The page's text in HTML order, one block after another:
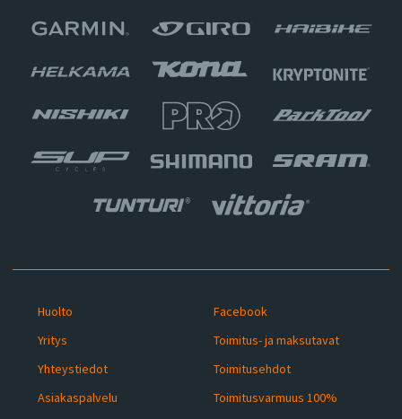
Huolto
Yritys
Yhteystiedot
Asiakaspalvelu
Facebook
Toimitus- ja maksutavat
Toimitusehdot
Toimitusvarmuus 100%